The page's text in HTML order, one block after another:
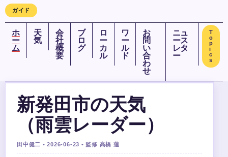
ガイド
ホ
ー
ム
天
気
会
社
概
要
ブ
ロ
グ
ロ
ー
カ
ル
ワ
ー
ル
ド
お
問
い
合
わ
せ
ニュ
ース
レタ
ー
T
o
p
i
c
s
新発田市の天気
（雨雲レーダー）
田中健二 • 2026-06-23 • 監修 高橋 蓮